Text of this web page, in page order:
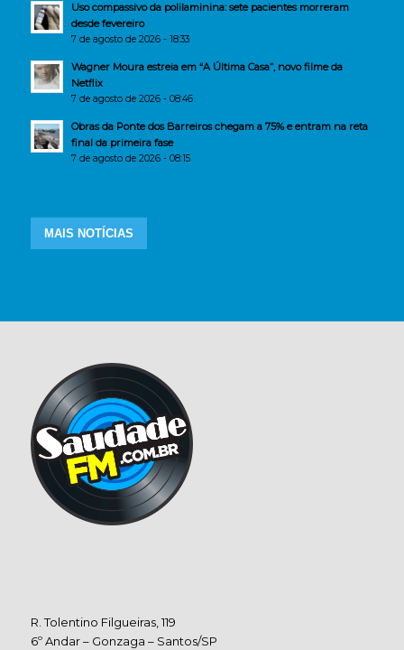
Uso compassivo da polilaminina: sete pacientes morreram
desde fevereiro
7 de agosto de 2026 - 18:33
Wagner Moura estreia em “A Última Casa”, novo filme da
Netflix
7 de agosto de 2026 - 08:46
Obras da Ponte dos Barreiros chegam a 75% e entram na reta
final da primeira fase
7 de agosto de 2026 - 08:15
MAIS NOTÍCIAS
R. Tolentino Filgueiras, 119
6º Andar – Gonzaga – Santos/SP